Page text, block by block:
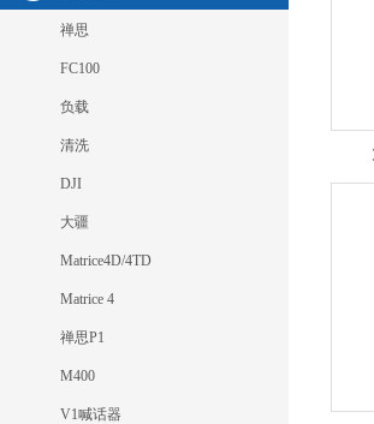
禅思
FC100
负载
清洗
DJI
大疆
Matrice4D/4TD
Matrice 4
禅思P1
M400
V1喊话器